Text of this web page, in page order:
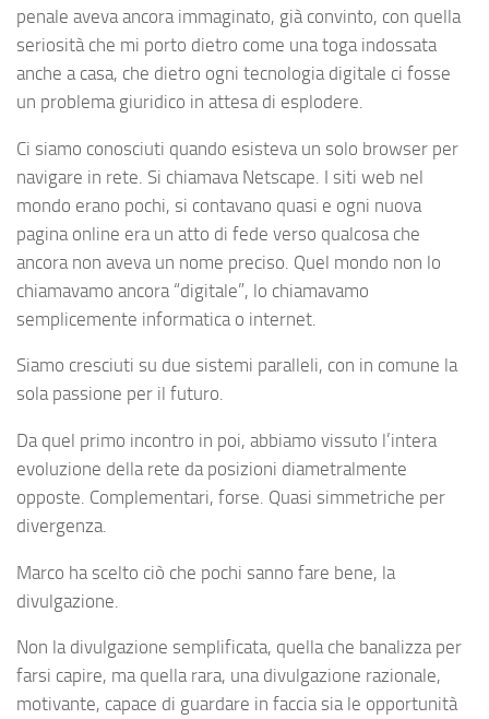
penale aveva ancora immaginato, già convinto, con quella
seriosità che mi porto dietro come una toga indossata
anche a casa, che dietro ogni tecnologia digitale ci fosse
un problema giuridico in attesa di esplodere.
Ci siamo conosciuti quando esisteva un solo browser per
navigare in rete. Si chiamava Netscape. I siti web nel
mondo erano pochi, si contavano quasi e ogni nuova
pagina online era un atto di fede verso qualcosa che
ancora non aveva un nome preciso. Quel mondo non lo
chiamavamo ancora “digitale”, lo chiamavamo
semplicemente informatica o internet.
Siamo cresciuti su due sistemi paralleli, con in comune la
sola passione per il futuro.
Da quel primo incontro in poi, abbiamo vissuto l’intera
evoluzione della rete da posizioni diametralmente
opposte. Complementari, forse. Quasi simmetriche per
divergenza.
Marco ha scelto ciò che pochi sanno fare bene, la
divulgazione.
Non la divulgazione semplificata, quella che banalizza per
farsi capire, ma quella rara, una divulgazione razionale,
motivante, capace di guardare in faccia sia le opportunità